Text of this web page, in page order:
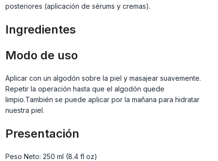
posteriores (aplicación de sérums y cremas).
Ingredientes
Modo de uso
Aplicar con un algodón sobre la piel y masajear suavemente.
Repetir la operación hasta que el algodón quede
limpio.También se puede aplicar por la mañana para hidratar
nuestra piel.
Presentación
Peso Neto: 250 ml (8.4 fl oz)